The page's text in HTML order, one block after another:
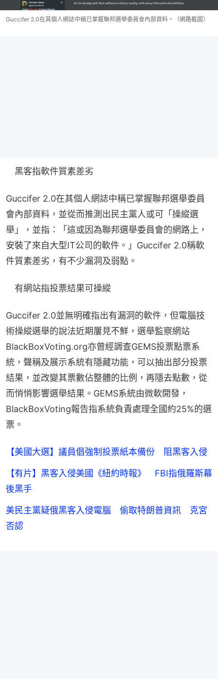
Guccifer 2.0在其個人網誌中稱已掌握聯邦選舉委員會內部資料。（網路截圖）
黑客指軟件質素差劣
Guccifer 2.0在其個人網誌中稱已掌握聯邦選舉委員
會內部資料，並從而推測出民主黨人或可「操縱選
舉」，並指：「這或因為聯邦選舉委員會的網路上，
安裝了來自大型IT公司的軟件。」Guccifer 2.0稱軟
件質素差劣，有不少漏洞及弱點。
有網站指投票結果可操縱
Guccifer 2.0並無明確指出有漏洞的軟件，但電腦技
術操縱選舉的說法近期屢見不鮮，選舉監察網站
BlackBoxVoting.org亦曾經調查GEMS投票點票系
統，聲稱及展示系統有隱藏功能，可以抽出部分投票
結果，並改變其票數佔整體的比例，再隱去點數，從
而悄悄影響選舉結果。GEMS系統由微軟開發，
BlackBoxVoting報告指系統負責處理全國約25%的選
票。
【美國大選】議員倡強制投票紙本備份 阻黑客入侵
【有片】黑客入侵美國《紐約時報》 FBI指俄羅斯幕
後黑手
美民主黨疑俄黑客入侵電腦 偷取特朗普資訊 克宮
否認